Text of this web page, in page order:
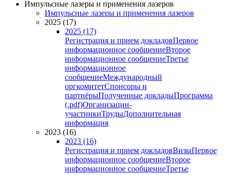
Импульсные лазеры и применения лазеров
Импульсные лазеры и применения лазеров
2025 (17)
2025 (17)
Регистрация и прием докладовПервое
информационное сообщениеВторое
информационное сообщениеТретье
информационное
сообщениеМеждународный
оргкомитетСпонсоры и
партнёрыПолученные докладыПрограмма
(.pdf)Организации-
участникиТрудыДополнительная
информация
2023 (16)
2023 (16)
Регистрация и прием докладовВизыПервое
информационное сообщениеВторое
информационное сообщениеТретье